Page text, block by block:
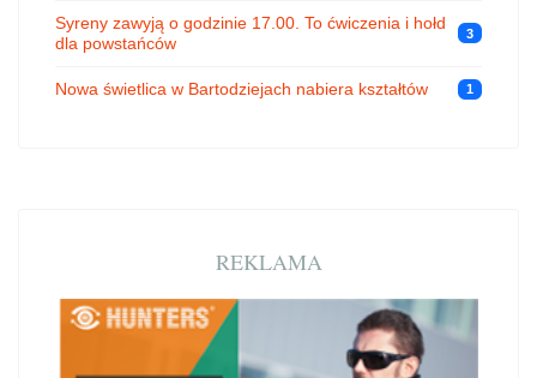
Syreny zawyją o godzinie 17.00. To ćwiczenia i hołd
dla powstańców
3
Nowa świetlica w Bartodziejach nabiera kształtów 1
REKLAMA